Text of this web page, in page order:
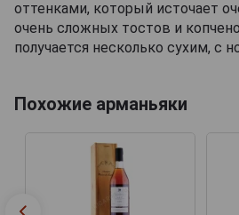
оттенками, который источает
очень сложных тостов и
получается несколько сухим, с
Похожие арманьяки